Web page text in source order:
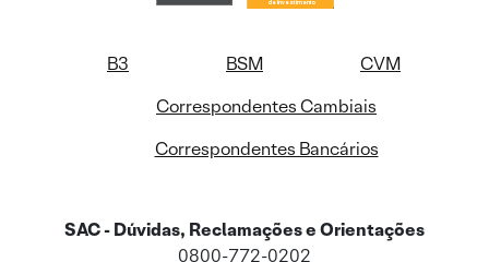
B3 BSM
CVM
Correspondentes Cambiais
Correspondentes Bancários
SAC - Dúvidas, Reclamações e Orientações
0800-772-0202